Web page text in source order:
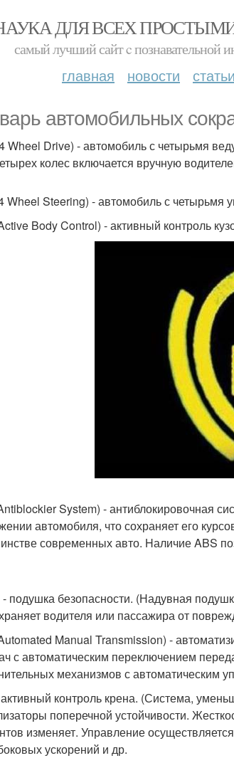
ДЛЯ ВСЕХ
самый лучший сайт c познавательной
главная новости статьи
автомобильных
Wheel Drive) - автомобиль с четырьмя
колес включается вручную
Wheel Steering) - автомобиль с четырьмя
Body Control) - активный контроль
System) - антиблокировочная
автомобиля, что сохраняет его
современных авто. Hаличие ABS
подушка безопасности. (Надувная
водителя или пассажира от
Manual Transmission) -
с автоматическим переключением
механизмов с автоматическим
контроль крена. (Система,
поперечной устойчивости.
изменяет. Управление
ускорений и др.